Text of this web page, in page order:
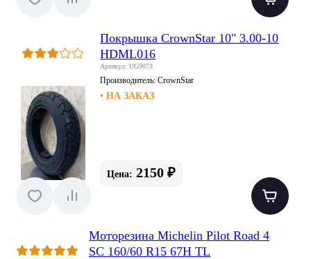
Покрышка CrownStar 10" 3.00-10
HDML016
Артикул: UG9073
Производитель:CrownStar
• НА ЗАКАЗ
Цена: 2150 ₽
Моторезина Michelin Pilot Road 4
SC 160/60 R15 67H TL